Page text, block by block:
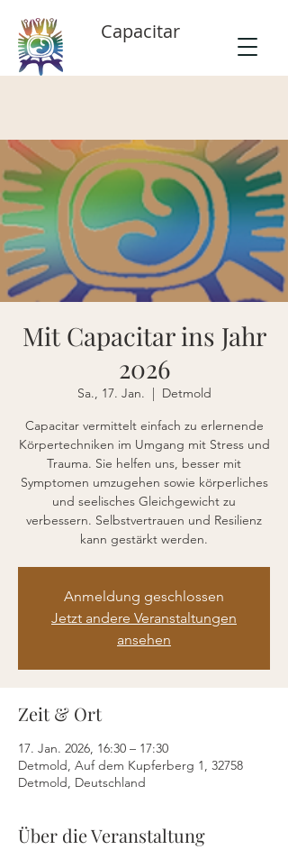
Capacitar
Mit Capacitar ins Jahr
2026
Sa., 17. Jan.
  |
Detmold
Capacitar vermittelt einfach zu erlernende
Körpertechniken im Umgang mit Stress und
Trauma. Sie helfen uns, besser mit
Symptomen umzugehen sowie körperliches
und seelisches Gleichgewicht zu
verbessern. Selbstvertrauen und Resilienz
kann gestärkt werden.
Anmeldung geschlossen
Jetzt andere Veranstaltungen
ansehen
Zeit & Ort
17. Jan. 2026, 16:30 – 17:30
Detmold, Auf dem Kupferberg 1, 32758
Detmold, Deutschland
Über die Veranstaltung